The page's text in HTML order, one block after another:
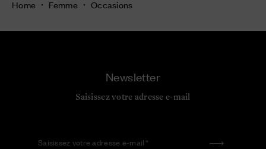
Home Femme Occasions
Newsletter
Saisissez votre adresse e-mail
Saisissez votre adresse e-mail